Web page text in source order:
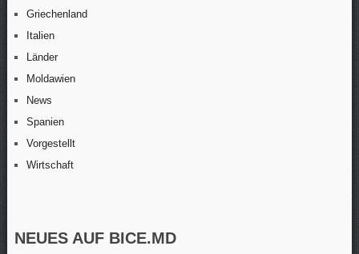
Griechenland
Italien
Länder
Moldawien
News
Spanien
Vorgestellt
Wirtschaft
NEUES AUF BICE.MD